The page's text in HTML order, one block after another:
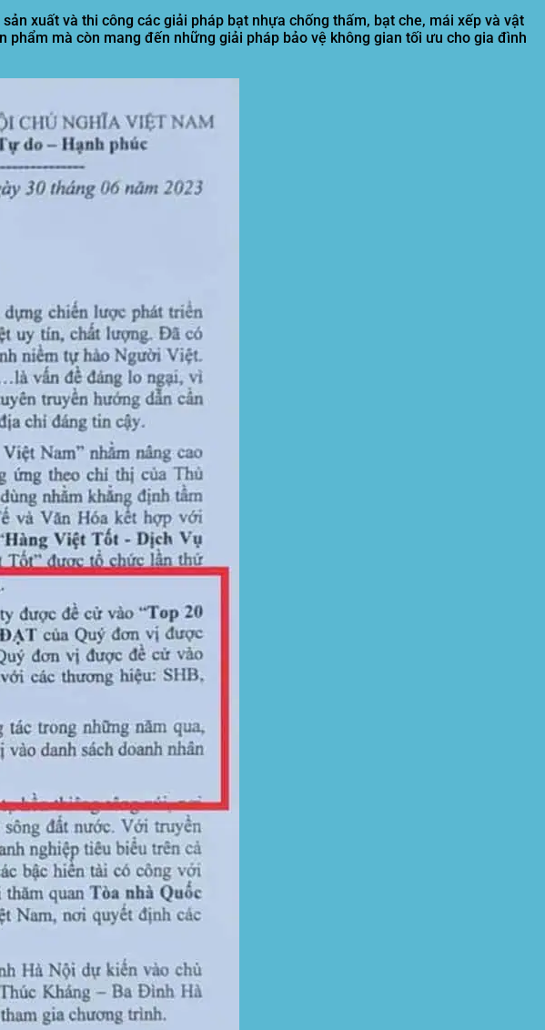
xuất và thi công các giải pháp bạt nhựa chống thấm, bạt che, mái xếp và vật
phẩm mà còn mang đến những giải pháp bảo vệ không gian tối ưu cho gia đình